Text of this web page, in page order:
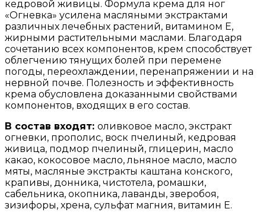
кедровой живицы. Формула крема для ног
«Огневка» усилена масляными экстрактами
различных лечебных растений, витамином Е,
жирными растительными маслами. Благодаря
сочетанию всех компонентов, крем способствует
облегчению тянущих болей при перемене
погоды, переохлаждении, перенапряжении и на
нервной почве. Полезность и эффективность
крема обусловлена доказанными свойствами
компонентов, входящих в его состав.
В состав входят: оливковое масло, экстракт
огневки, прополис, воск пчелиный, кедровая
живица, подмор пчелиный, глицерин, масло
какао, кокосовое масло, льняное масло, масло
мяты, масляные экстракты каштана конского,
крапивы, донника, чистотела, ромашки,
сабельника, окопника, лаванды, зверобоя,
зизифоры, хрена, сульфат магния, витамин Е.